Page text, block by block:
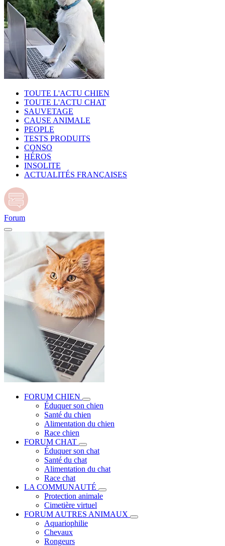
TOUTE L'ACTU CHIEN
TOUTE L'ACTU CHAT
SAUVETAGE
CAUSE ANIMALE
PEOPLE
TESTS PRODUITS
CONSO
HÉROS
INSOLITE
ACTUALITÉS FRANÇAISES
Forum
FORUM CHIEN
Éduquer son chien
Santé du chien
Alimentation du chien
Race chien
FORUM CHAT
Éduquer son chat
Santé du chat
Alimentation du chat
Race chat
LA COMMUNAUTÉ
Protection animale
Cimetière virtuel
FORUM AUTRES ANIMAUX
Aquariophilie
Chevaux
Rongeurs